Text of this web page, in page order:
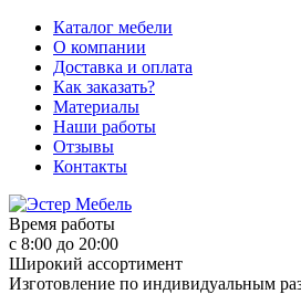
Каталог мебели
О компании
Доставка и оплата
Как заказать?
Материалы
Наши работы
Отзывы
Контакты
Время работы
с 8:00 до 20:00
Широкий ассортимент
Изготовление по индивидуальным